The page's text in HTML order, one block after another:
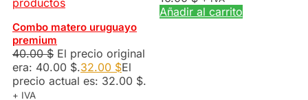
productos
Combo matero uruguayo
premium
40.00$ El precio original
era: 40.00 $.32.00 $El
precio actual es: 32.00 $.
+ IVA
Añadir al carrito